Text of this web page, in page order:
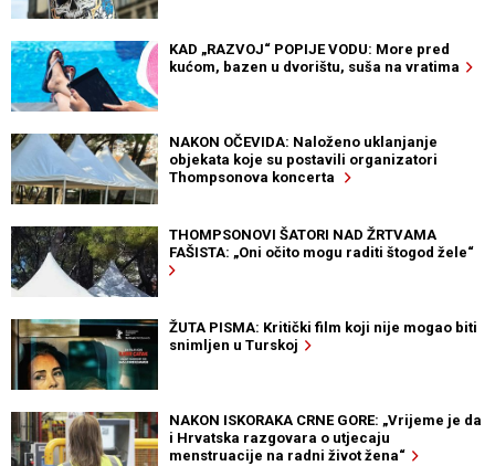
KAD „RAZVOJ“ POPIJE VODU: More pred
kućom, bazen u dvorištu, suša na vratima
NAKON OČEVIDA: Naloženo uklanjanje
objekata koje su postavili organizatori
Thompsonova koncerta
THOMPSONOVI ŠATORI NAD ŽRTVAMA
FAŠISTA: „Oni očito mogu raditi štogod žele“
ŽUTA PISMA: Kritički film koji nije mogao biti
snimljen u Turskoj
NAKON ISKORAKA CRNE GORE: „Vrijeme je da
i Hrvatska razgovara o utjecaju
menstruacije na radni život žena“